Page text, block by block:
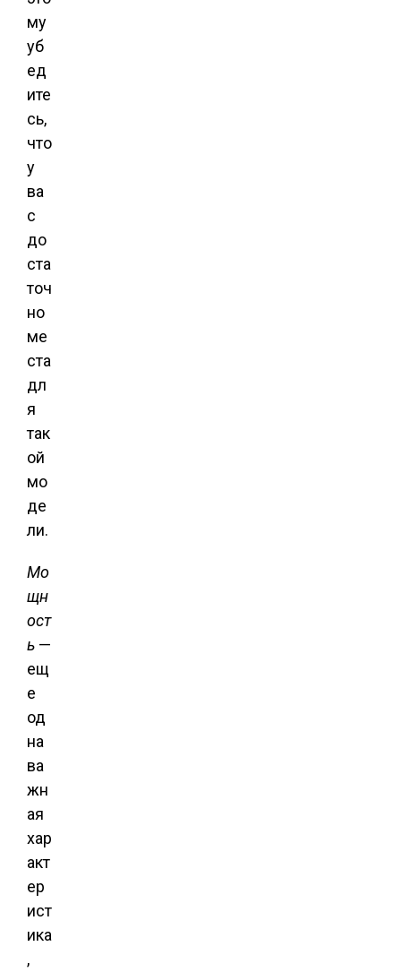
му
уб
ед
ите
сь,
что
у
ва
с
до
ста
точ
но
ме
ста
дл
я
так
ой
мо
де
ли.
Мо
щн
ост
ь —
ещ
е
од
на
ва
жн
ая
хар
акт
ер
ист
ика
,